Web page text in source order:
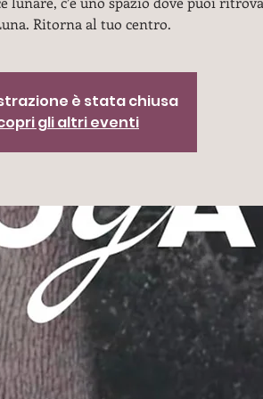
Ritorna al tuo centro.
è stata chiusa
gli altri eventi